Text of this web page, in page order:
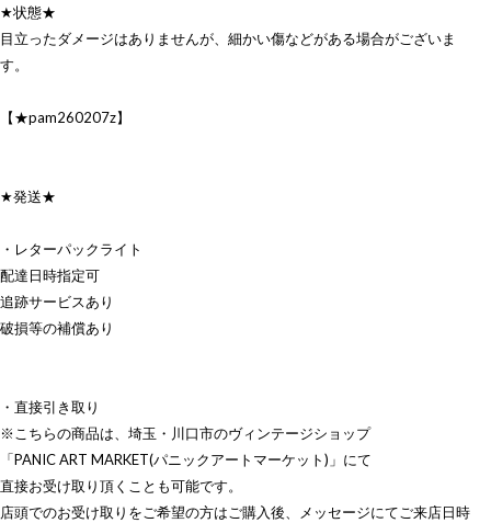
★状態★
目立ったダメージはありませんが、細かい傷などがある場合がございま
す。
【★pam260207z】
★発送★
・レターパックライト
配達日時指定可
追跡サービスあり
破損等の補償あり
・直接引き取り
※こちらの商品は、埼玉・川口市のヴィンテージショップ
「PANIC ART MARKET(パニックアートマーケット)」にて
直接お受け取り頂くことも可能です。
店頭でのお受け取りをご希望の方はご購入後、メッセージにてご来店日時